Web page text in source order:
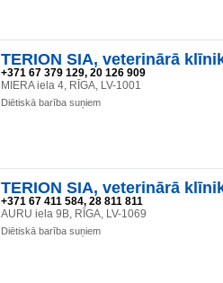
TERION SIA, veterinārā
+371 67 379 129, 20 126 909
MIERA iela 4, RĪGA, LV-1001
Diētiskā barība suņiem
TERION SIA, veterinārā
+371 67 411 584, 28 811 811
AURU iela 9B, RĪGA, LV-1069
Diētiskā barība suņiem